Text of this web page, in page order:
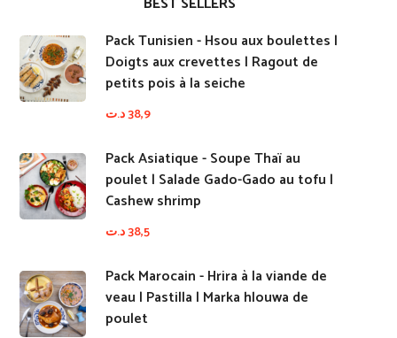
Pack Tunisien - Hsou aux boulettes |
Doigts aux crevettes | Ragout de
petits pois à la seiche
38,9د.ت
Pack Asiatique - Soupe Thaï au
poulet | Salade Gado-Gado au tofu |
Cashew shrimp
38,5د.ت
Pack Marocain - Hrira à la viande de
veau | Pastilla | Marka hlouwa de
poulet